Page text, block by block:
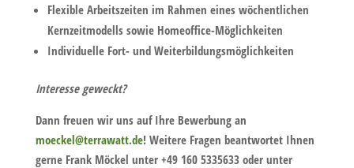
Flexible Arbeitszeiten im Rahmen eines wöchentlichen
Kernzeitmodells sowie Homeoffice-Möglichkeiten
Individuelle Fort- und Weiterbildungsmöglichkeiten
Interesse geweckt?
Dann freuen wir uns auf Ihre Bewerbung an
moeckel@terrawatt.de! Weitere Fragen beantwortet Ihnen
gerne Frank Möckel unter +49 160 5335633 oder unter